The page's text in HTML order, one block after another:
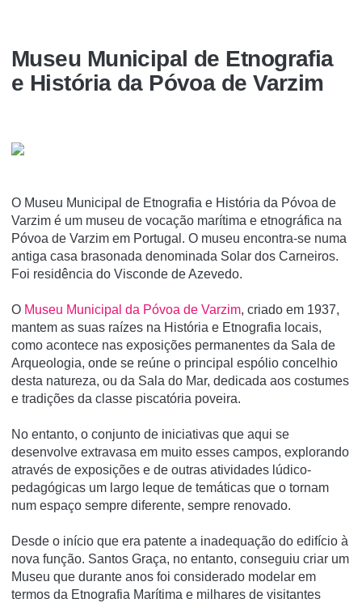
Museu Municipal de Etnografia
e História da Póvoa de Varzim
O Museu Municipal de Etnografia e História da Póvoa de
Varzim é um museu de vocação marí­tima e etnográfica na
Póvoa de Varzim em Portugal. O museu encontra-se numa
antiga casa brasonada denominada Solar dos Carneiros.
Foi residência do Visconde de Azevedo.
O Museu Municipal da Póvoa de Varzim, criado em 1937,
mantem as suas raízes na História e Etnografia locais,
como acontece nas exposições permanentes da Sala de
Arqueologia, onde se reúne o principal espólio concelhio
desta natureza, ou da Sala do Mar, dedicada aos costumes
e tradições da classe piscatória poveira.
No entanto, o conjunto de iniciativas que aqui se
desenvolve extravasa em muito esses campos, explorando
através de exposições e de outras atividades lúdico-
pedagógicas um largo leque de temáticas que o tornam
num espaço sempre diferente, sempre renovado.
Desde o início que era patente a inadequação do edifício à
nova função. Santos Graça, no entanto, conseguiu criar um
Museu que durante anos foi considerado modelar em
termos da Etnografia Marítima e milhares de visitantes